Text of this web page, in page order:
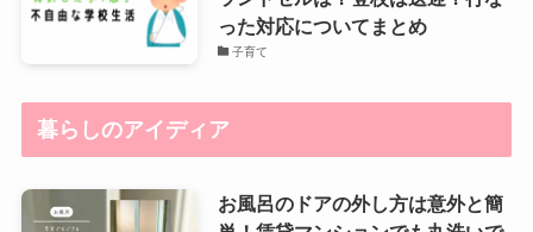
った対応についてまとめ
子育て
暮らしのアイディア
お風呂のドアの外し方は意外と簡